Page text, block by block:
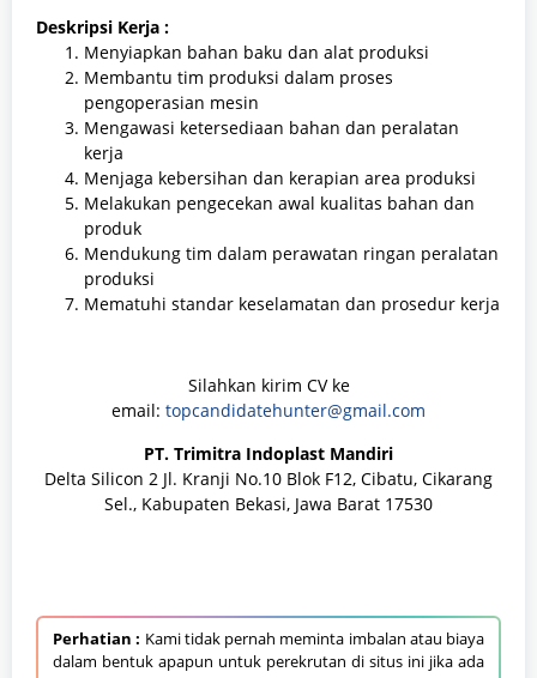
Deskripsi Kerja :
Menyiapkan bahan baku dan alat produksi
Membantu tim produksi dalam proses
pengoperasian mesin
Mengawasi ketersediaan bahan dan peralatan
kerja
Menjaga kebersihan dan kerapian area produksi
Melakukan pengecekan awal kualitas bahan dan
produk
Mendukung tim dalam perawatan ringan peralatan
produksi
Mematuhi standar keselamatan dan prosedur kerja
Silahkan kirim CV ke
email: topcandidatehunter@gmail.com
PT. Trimitra Indoplast Mandiri
Delta Silicon 2 Jl. Kranji No.10 Blok F12, Cibatu, Cikarang
Sel., Kabupaten Bekasi, Jawa Barat 17530
Perhatian : Kami tidak pernah meminta imbalan atau biaya
dalam bentuk apapun untuk perekrutan di situs ini jika ada